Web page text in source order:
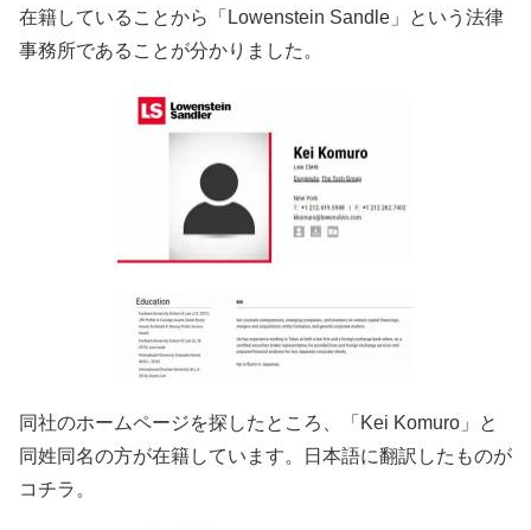
在籍していることから「Lowenstein Sandle」という法律
事務所であることが分かりました。
同社のホームページを探したところ、「Kei Komuro」と
同姓同名の方が在籍しています。日本語に翻訳したものが
コチラ。